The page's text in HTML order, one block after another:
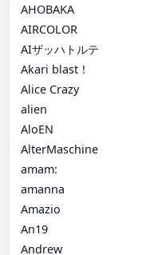
AHOBAKA
AIRCOLOR
AIザッハトルテ
Akari blast！
Alice Crazy
alien
AloEN
AlterMaschine
amam:
amanna
Amazio
An19
Andrew